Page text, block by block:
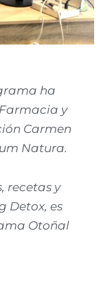
ha
y
Carmen
Natura.
recetas y
Detox, es
Otoñal